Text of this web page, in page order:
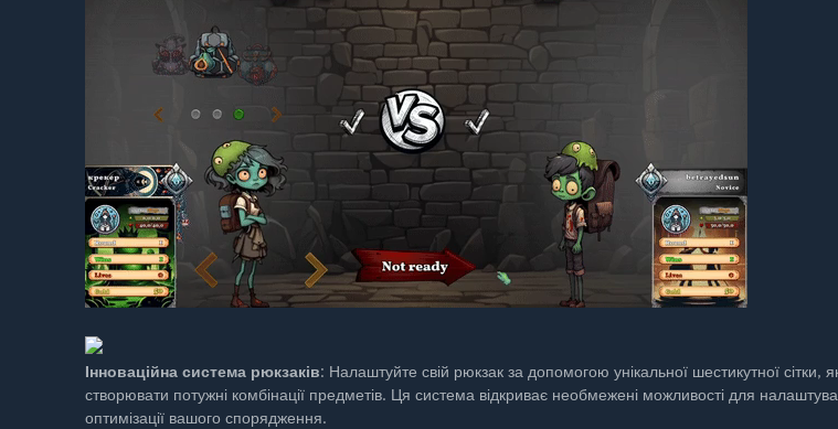
Інноваційна система рюкзаків: Налаштуйте свій рюкзак за допомогою унікальної шестикутної сітки,
створювати потужні комбінації предметів. Ця система відкриває необмежені можливості для
оптимізації вашого спорядження.